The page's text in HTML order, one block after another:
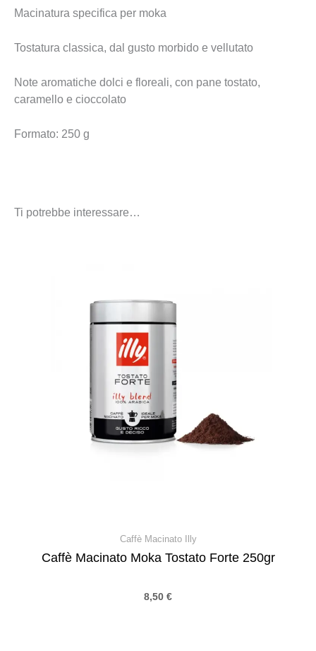
Macinatura specifica per moka
Tostatura classica, dal gusto morbido e vellutato
Note aromatiche dolci e floreali, con pane tostato,
caramello e cioccolato
Formato: 250 g
Ti potrebbe interessare…
Caffè Macinato Illy
Caffè Macinato Moka Tostato Forte 250gr
8,50 €